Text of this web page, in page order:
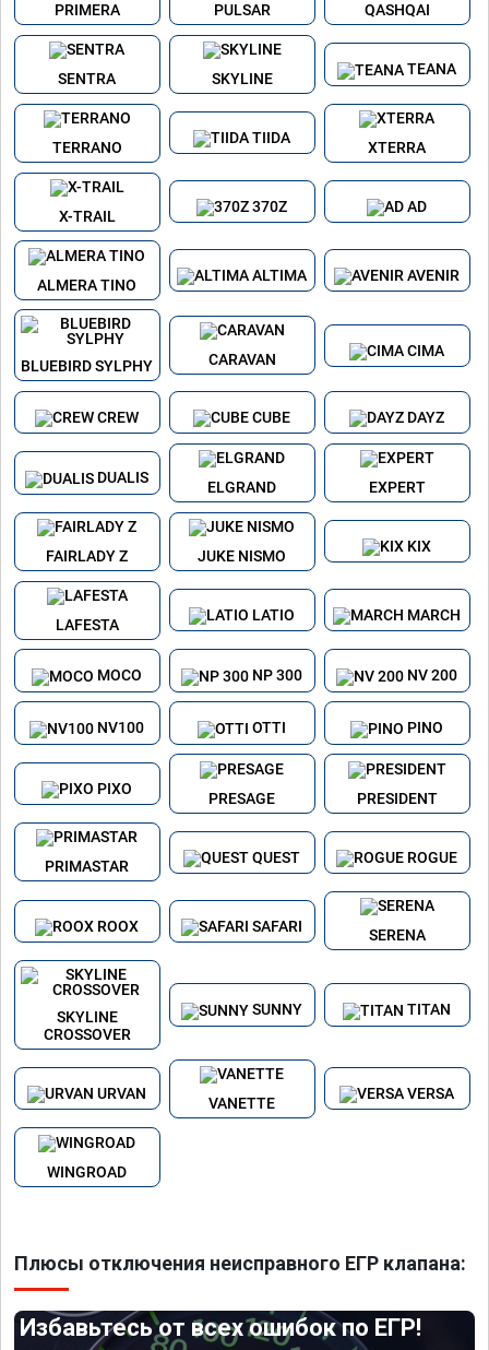
PRIMERA PULSAR QASHQAI
SENTRA SKYLINE
TEANA
TERRANO
TIIDA
XTERRA
X-TRAIL
370Z AD
ALMERA TINO
ALTIMA AVENIR
BLUEBIRD SYLPHY CARAVAN
CIMA
CREW CUBE DAYZ
DUALIS
ELGRAND EXPERT
FAIRLADY Z JUKE NISMO
KIX
LAFESTA
LATIO MARCH
MOCO NP 300 NV 200
NV100 OTTI PINO
PIXO
PRESAGE PRESIDENT
PRIMASTAR
QUEST ROGUE
ROOX SAFARI
SERENA
SKYLINE
CROSSOVER
SUNNY TITAN
URVAN
VANETTE
VERSA
WINGROAD
Плюсы отключения неисправного ЕГР клапана:
Избавьтесь от всех ошибок по ЕГР!